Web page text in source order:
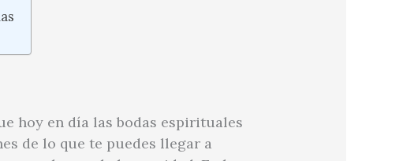
hoy en día las bodas espirituales
de lo que te puedes llegar a